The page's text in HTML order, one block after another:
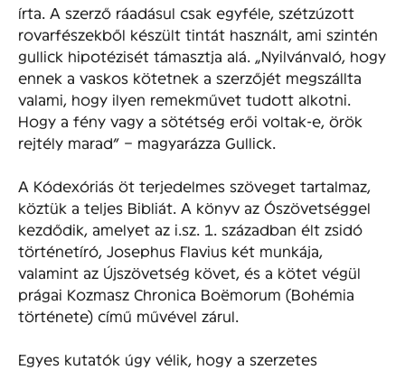
írta. A szerző ráadásul csak egyféle, szétzúzott
rovarfészekből készült tintát használt, ami szintén
gullick hipotézisét támasztja alá. „Nyilvánvaló, hogy
ennek a vaskos kötetnek a szerzőjét megszállta
valami, hogy ilyen remekművet tudott alkotni.
Hogy a fény vagy a sötétség erői voltak-e, örök
rejtély marad” – magyarázza Gullick.
A Kódexóriás öt terjedelmes szöveget tartalmaz,
köztük a teljes Bibliát. A könyv az Ószövetséggel
kezdődik, amelyet az i.sz. 1. században élt zsidó
történetíró, Josephus Flavius két munkája,
valamint az Újszövetség követ, és a kötet végül
prágai Kozmasz Chronica Boëmorum (Bohémia
története) című művével zárul.
Egyes kutatók úgy vélik, hogy a szerzetes